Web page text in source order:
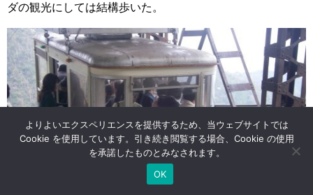
ダの観光にしては結構歩いた。
よりよいエクスペリエンスを提供するため、当ウェブサイトでは
Cookie を使用しています。引き続き閲覧する場合、Cookie の使用
を承諾したものとみなされます。
OK